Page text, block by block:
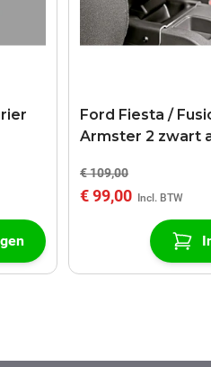
Ford Fiesta /
Armster 2 zwart
€ 109,00
€ 99,00